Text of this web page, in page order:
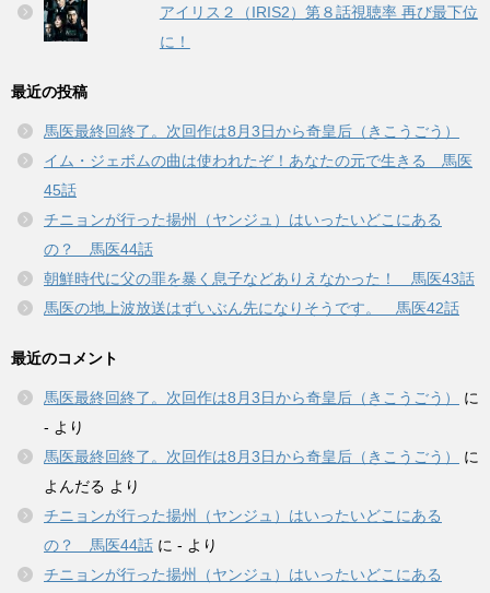
アイリス２（IRIS2）第８話視聴率 再び最下位
に！
最近の投稿
馬医最終回終了。次回作は8月3日から奇皇后（きこうごう）
イム・ジェボムの曲は使われたぞ！あなたの元で生きる 馬医
45話
チニョンが行った揚州（ヤンジュ）はいったいどこにある
の？ 馬医44話
朝鮮時代に父の罪を暴く息子などありえなかった！ 馬医43話
馬医の地上波放送はずいぶん先になりそうです。 馬医42話
最近のコメント
馬医最終回終了。次回作は8月3日から奇皇后（きこうごう）
に
- より
馬医最終回終了。次回作は8月3日から奇皇后（きこうごう）
に
よんだる より
チニョンが行った揚州（ヤンジュ）はいったいどこにある
の？ 馬医44話 に - より
チニョンが行った揚州（ヤンジュ）はいったいどこにある